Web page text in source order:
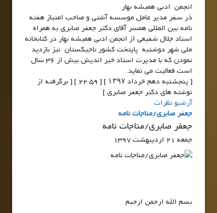
انجمن ادبی همیشه بهار
ذر سفر مدیر عامل موسسه آشتی و صاحب امتیاز هفته
نامه بین المللی همسر آقای دکتر جعفر صابری به همراه
استاد جلال شفیعی از انجمن ادبی همیشه بهار در کتابخانه
ملی شهر دوشنبه پایتخت کشور تاجیکستان نیز بازدید
نمودن که با مدیرت استاد خیر اندیش بیش از 36 سال
است فعالیت می نماید.
[ پنجشنبه دهم خرداد ۱۳۹۷ ] [ 22:59 ] [ برگرفته از
نوشته های دکتر جعفر صابری ]
آرشیو نظرات
جعفر صابری/مناجات نامه
جعفر صابری/مناجات نامه
جمعه 21 اردیبهشت 1397
بسم الله ارحمن ارحیم